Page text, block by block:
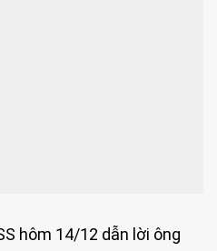
hôm 14/12 dẫn lời ông